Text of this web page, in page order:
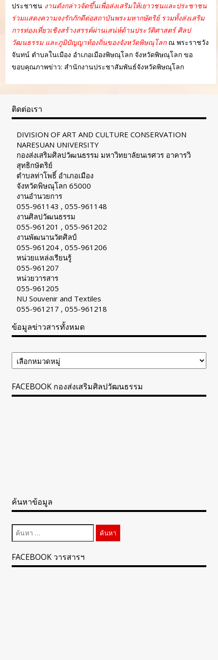
ประชาชน งานดังกล่าวจัดขึ้นเพื่อส่งเสริมให้เยาวชนและประชาชน
ร่วมแสดงความจงรักภักดีต่อสถาบันพระมหากษัตริย์ รวมทั้งส่งเสริม
การท่องเที่ยวเชิงสร้างสรรค์ผ่านเสน่ห์ด้านประวัติศาสตร์ ศิลป
วัฒนธรรม และภูมิปัญญาท้องถิ่นของจังหวัดพิษณุโลกณ พระราชวัง
จันทน์ ตำบลในเมือง อำเภอเมืองพิษณุโลก จังหวัดพิษณุโลก ขอ
ขอบคุณภาพข่าว: สำนักงานประชาสัมพันธ์จังหวัดพิษณุโลก
ติดต่อเรา
DIVISION OF ART AND CULTURE CONSERVATION
NARESUAN UNIVERSITY
กองส่งเสริมศิลปวัฒนธรรม มหาวิทยาลัยนเรศวร อาคารวิ
สุทธิกษัตริย์
ตำบลท่าโพธิ์ อำเภอเมือง
จังหวัดพิษณุโลก 65000
งานอำนวยการ
055-961143 , 055-961148
งานศิลปวัฒนธรรม
055-961201 , 055-961202
งานพัฒนานวัตศิลป์
055-961204 , 055-961206
หน่วยแหล่งเรียนรู้
055-961207
หน่วยวารสาร
055-961205
NU Souvenir and Textiles
055-961217 , 055-961218
ข้อมูลข่าวสารทั้งหมด
ข้อมูล
ข่าวสาร
ทั้งหมด
FACEBOOK กองส่งเสริมศิลปวัฒนธรรม
ค้นหาข้อมูล
ค้นหา
สำหรับ:
FACEBOOK วารสารฯ